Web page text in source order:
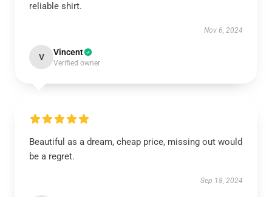
reliable shirt.
Nov 6, 2024
V Vincent
Verified owner
Beautiful as a dream, cheap price, missing out would
be a regret.
Sep 18, 2024